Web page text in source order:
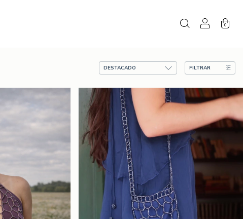
0
FILTRAR